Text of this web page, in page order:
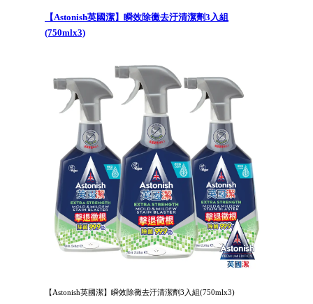
【Astonish英國潔】瞬效除黴去汙清潔劑3入組
(750mlx3)
【Astonish英國潔】瞬效除黴去汙清潔劑3入組(750mlx3)